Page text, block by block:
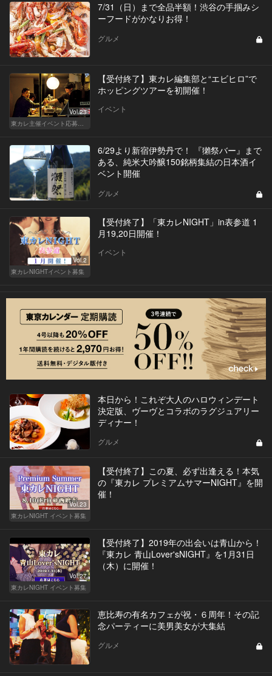
7/31（日）まで全品半額！渋谷の手掴みシ
ーフードがかなりお得！
グルメ
Vol.23
東カレ主催イベント応募詳細記事一覧
【受付終了】東カレ編集部と“エビヒロ”で
ホッピングツアーを初開催！
イベント
6/29より新宿伊勢丹で！ 『獺祭バー』まで
ある、純米大吟醸150銘柄集結の日本酒イ
ベント開催
グルメ
Vol.2
東カレNIGHTイベント募集
【受付終了】「東カレNIGHT」in表参道 1
月19,20日開催！
イベント
本日から！これぞ大人のハロウィンデート
決定版、ヴーヴとコラボのラグジュアリー
ディナー！
グルメ
Vol.23
東カレNIGHT イベント募集
【受付終了】この夏、必ず出逢える！本気
の『東カレ プレミアムサマーNIGHT』を開
催！
Vol.27
東カレNIGHT イベント募集
【受付終了】2019年の出会いは青山から！
『東カレ 青山Lover'sNIGHT』を1月31日
（木）に開催！
恵比寿の有名カフェが祝・６周年！その記
念パーティーに美男美女が大集結
グルメ